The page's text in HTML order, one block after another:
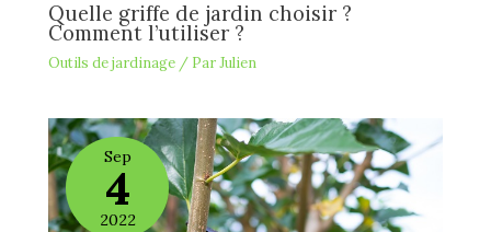
Quelle griffe de jardin choisir ?
Comment l’utiliser ?
Outils de jardinage/ ParJulien
Sep
4
2022